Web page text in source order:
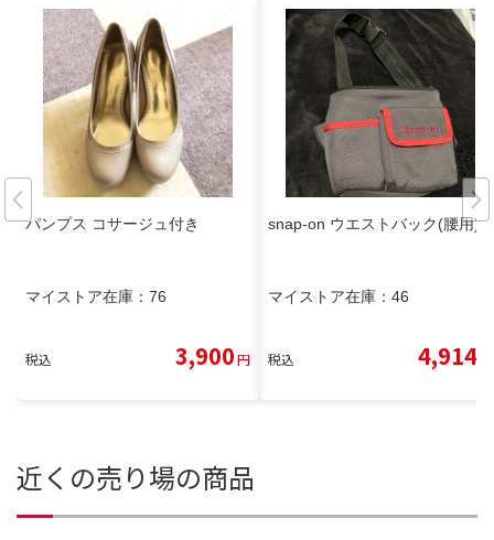
パンプス コサージュ付き
マイストア在庫： 76
税込 3,900円
snap-on ウエストバック(腰用)
マイストア在庫： 46
税込 4,914
近くの売り場の商品